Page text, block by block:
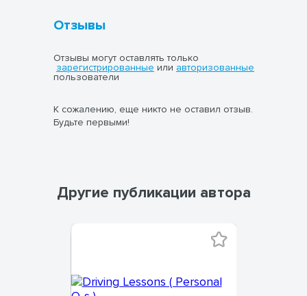
Отзывы
Отзывы могут оставлять только
зарегистрированные или авторизованные
пользователи
К сожалению, еще никто не оставил отзыв.
Будьте первыми!
Другие публикации автора